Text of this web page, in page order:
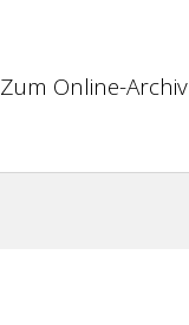
Zum Online-Archiv